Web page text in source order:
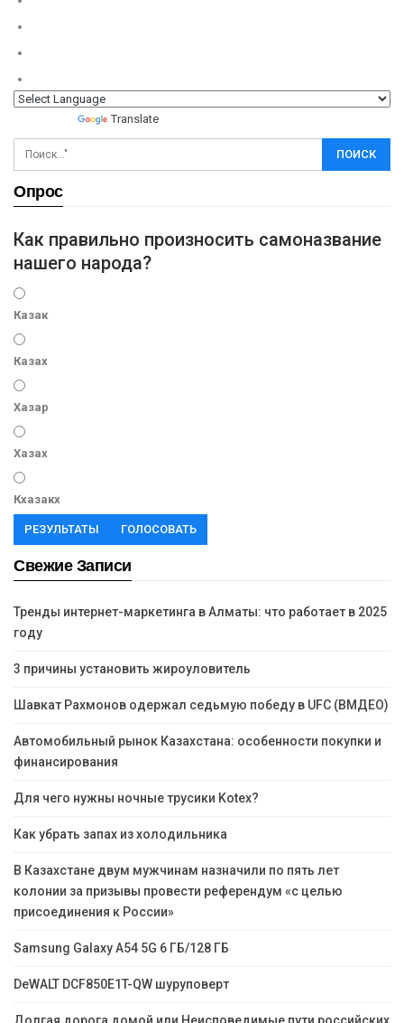
Translate
Опрос
Как правильно произносить самоназвание
нашего народа?
Казак
Казах
Хазар
Хазах
Кхазакх
РЕЗУЛЬТАТЫ ГОЛОСОВАТЬ
Свежие Записи
Тренды интернет-маркетинга в Алматы: что работает в 2025
году
3 причины установить жироуловитель
Шавкат Рахмонов одержал седьмую победу в UFC (ВМДЕО)
Автомобильный рынок Казахстана: особенности покупки и
финансирования
Для чего нужны ночные трусики Kotex?
Как убрать запах из холодильника
В Казахстане двум мужчинам назначили по пять лет
колонии за призывы провести референдум «с целью
присоединения к России»
Samsung Galaxy A54 5G 6 ГБ/128 ГБ
DeWALT DCF850E1T-QW шуруповерт